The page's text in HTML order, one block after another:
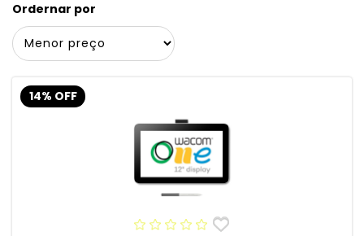
Ordernar por
14% OFF